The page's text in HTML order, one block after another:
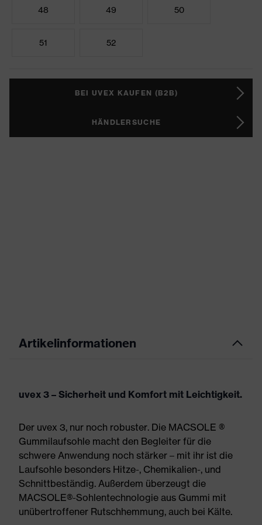
48 49 50
51 52
BEI UVEX KAUFEN (B2B)
HÄNDLERSUCHE
Artikelinformationen
uvex 3 – Sicherheit und Komfort mit Leichtigkeit.
Der uvex 3, nur noch robuster. Die MACSOLE ®
Gummilaufsohle macht den Begleiter für die
schwere Anwendung noch stärker – mit ihr ist die
Laufsohle besonders Hitze-, Chemikalien-, und
Schnittbeständig. Außerdem überzeugt die
MACSOLE®-Sohlentechnologie aus Gummi mit
unübertroffener Rutschhemmung, auch bei Kälte.